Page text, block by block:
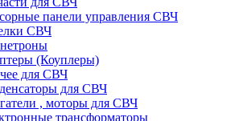
панели управления СВЧ
СВЧ
(Коуплеры)
для СВЧ
для СВЧ
, моторы для СВЧ
трансформаторы